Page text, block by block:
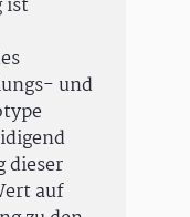
und
dieser
auf